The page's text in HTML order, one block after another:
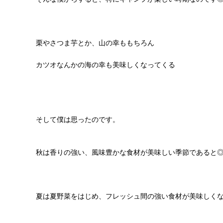
栗やさつま芋とか、山の幸ももちろん
カツオなんかの海の幸も美味しくなってくる
そして僕は思ったのです。
秋は香りの強い、風味豊かな食材が美味しい季節であると
夏は夏野菜をはじめ、フレッシュ間の強い食材が美味しく